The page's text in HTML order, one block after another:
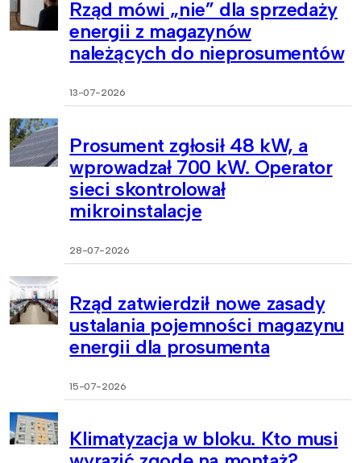
Rząd mówi „nie” dla sprzedaży
energii z magazynów
należących do nieprosumentów
13-07-2026
Prosument zgłosił 48 kW, a
wprowadzał 700 kW. Operator
sieci skontrolował
mikroinstalacje
28-07-2026
Rząd zatwierdził nowe zasady
ustalania pojemności magazynu
energii dla prosumenta
15-07-2026
Klimatyzacja w bloku. Kto musi